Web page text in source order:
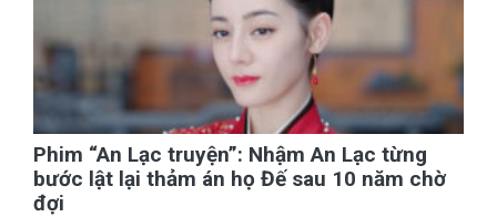
Phim “An Lạc truyện”: Nhậm An Lạc từng
bước lật lại thảm án họ Đế sau 10 năm chờ
đợi